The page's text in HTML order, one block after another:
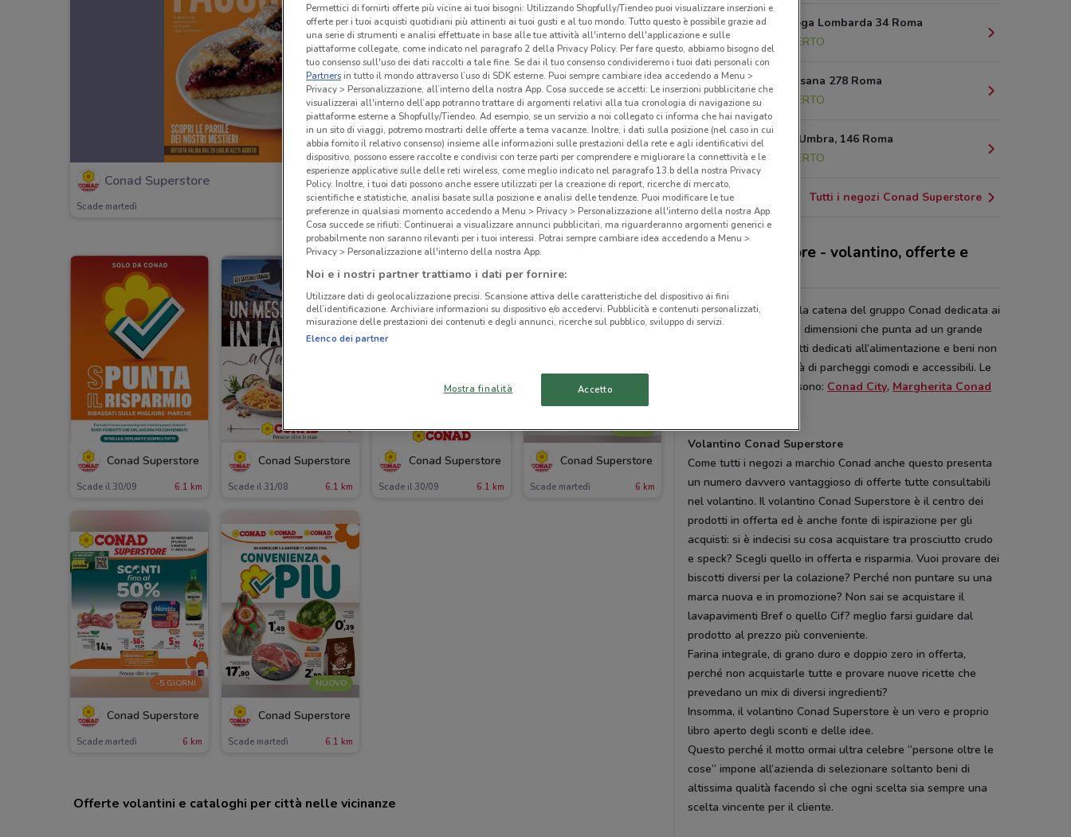
Conad Superstore
Scade martedì 6 km
Conad Superstore
Scade il 30/09 6.1 km
Conad Superstore
Scade il 31/08 6.1 km
Conad Superstore
Scade il 30/09 6.1 km
NUOVO
Conad Superstore
Scade martedì 6 km
-5 GIORNI
Conad Superstore
Scade martedì 6 km
NUOVO
Conad Superstore
Scade martedì 6.1 km
Offerte volantini e cataloghi per città nelle vicinanze
Via della Lega Lombarda 34 Roma
6.3 km
APERTO
Via Della Pisana 278 Roma
7.1 km
APERTO
Via Nocera Umbra, 146 Roma
8.7 km
APERTO
Tutti i negozi Conad Superstore
Conad Superstore - volantino, offerte e
Conad Superstore
è la catena del gruppo Conad dedicata ai
supermercati di grandi dimensioni che punta ad un grande
assortimento di prodotti dedicati all’alimentazione e beni non
alimentari alla praticità di parcheggi comodi e accessibili. Le
sono: Conad City, Margherita Conad
Volantino Conad Superstore
Come tutti i negozi a marchio Conad anche questo presenta
un numero davvero vantaggioso di offerte tutte consultabili
nel volantino. Il volantino Conad Superstore è il centro dei
prodotti in offerta ed è anche fonte di ispirazione per gli
acquisti: si è indecisi su cosa acquistare tra prosciutto crudo
e speck? Scegli quello in offerta e risparmia. Vuoi provare dei
biscotti diversi per la colazione? Perché non puntare su una
marca nuova e in promozione? Non sai se acquistare il
lavapavimenti Bref o quello Cif? meglio farsi guidare dal
prodotto al prezzo più conveniente.
Farina integrale, di grano duro e doppio zero in offerta,
perché non acquistarle tutte e provare nuove ricette che
prevedano un mix di diversi ingredienti?
Insomma, il volantino Conad Superstore è un vero e proprio
libro aperto degli sconti e delle idee.
Questo perché il motto ormai ultra celebre “persone oltre le
cose” impone all’azienda di selezionare soltanto beni di
altissima qualità facendo sì che ogni scelta sia sempre una
scelta vincente per il cliente.
Permettici di fornirti offerte più vicine ai tuoi bisogni: Utilizzando Shopfully/Tiendeo puoi visualizzare inserzioni e
offerte per i tuoi acquisti quotidiani più attinenti ai tuoi gusti e al tuo mondo. Tutto questo è possibile grazie ad
una serie di strumenti e analisi effettuate in base alle tue attività all'interno dell'applicazione e sulle
piattaforme collegate, come indicato nel paragrafo 2 della Privacy Policy. Per fare questo, abbiamo bisogno del
tuo consenso sull'uso dei dati raccolti a tale fine. Se dai il tuo consenso condivideremo i tuoi dati personali con
Partnersin tutto il mondo attraverso l’uso di SDK esterne. Puoi sempre cambiare idea accedendo a Menu >
Privacy > Personalizzazione, all’interno della nostra App. Cosa succede se accetti: Le inserzioni pubblicitarie che
visualizzerai all'interno dell’app potranno trattare di argomenti relativi alla tua cronologia di navigazione su
piattaforme esterne a Shopfully/Tiendeo. Ad esempio, se un servizio a noi collegato ci informa che hai navigato
in un sito di viaggi, potremo mostrarti delle offerte a tema vacanze. Inoltre, i dati sulla posizione (nel caso in cui
abbia fornito il relativo consenso) insieme alle informazioni sulle prestazioni della rete e agli identificativi del
dispositivo, possono essere raccolte e condivisi con terze parti per comprendere e migliorare la connettività e le
esperienze applicative sulle delle reti wireless, come meglio indicato nel paragrafo 13.b della nostra Privacy
Policy. Inoltre, i tuoi dati possono anche essere utilizzati per la creazione di report, ricerche di mercato,
scientifiche e statistiche, analisi basate sulla posizione e analisi delle tendenze. Puoi modificare le tue
preferenze in qualsiasi momento accedendo a Menu > Privacy > Personalizzazione all'interno della nostra App.
Cosa succede se rifiuti: Continuerai a visualizzare annunci pubblicitari, ma riguarderanno argomenti generici e
probabilmente non saranno rilevanti per i tuoi interessi. Potrai sempre cambiare idea accedendo a Menu >
Privacy > Personalizzazione all'interno della nostra App.
Noi e i nostri partner trattiamo i dati per fornire:
Utilizzare dati di geolocalizzazione precisi. Scansione attiva delle caratteristiche del dispositivo ai fini
dell’identificazione. Archiviare informazioni su dispositivo e/o accedervi. Pubblicità e contenuti personalizzati,
misurazione delle prestazioni dei contenuti e degli annunci, ricerche sul pubblico, sviluppo di servizi.
Elenco dei partner
Mostra finalità Accetto